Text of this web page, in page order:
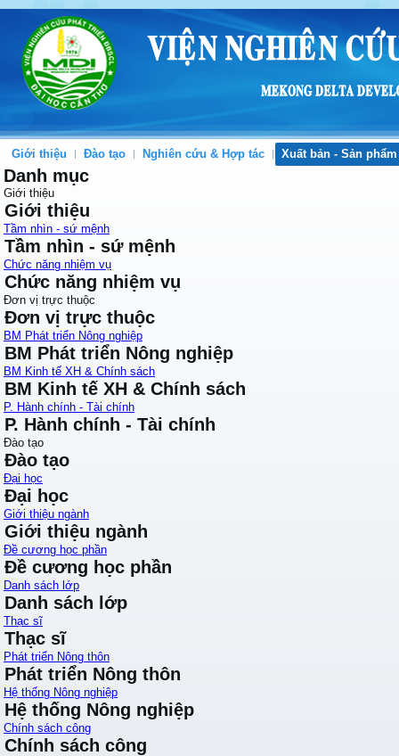
Giới thiệu Đào tạo Nghiên cứu & Hợp tác Xuất bản - Sản phẩm
Danh mục
Giới thiệu
Giới thiệu
Tầm nhìn - sứ mệnh
Tầm nhìn - sứ mệnh
Chức năng nhiệm vụ
Chức năng nhiệm vụ
Đơn vị trực thuộc
Đơn vị trực thuộc
BM Phát triển Nông nghiệp
BM Phát triển Nông nghiệp
BM Kinh tế XH & Chính sách
BM Kinh tế XH & Chính sách
P. Hành chính - Tài chính
P. Hành chính - Tài chính
Đào tạo
Đào tạo
Đại học
Đại học
Giới thiệu ngành
Giới thiệu ngành
Đề cương học phần
Đề cương học phần
Danh sách lớp
Danh sách lớp
Thạc sĩ
Thạc sĩ
Phát triển Nông thôn
Phát triển Nông thôn
Hệ thống Nông nghiệp
Hệ thống Nông nghiệp
Chính sách công
Chính sách công